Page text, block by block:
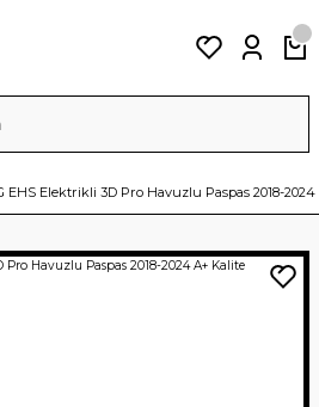
EHS Elektrikli 3D Pro Havuzlu Paspas 2018-